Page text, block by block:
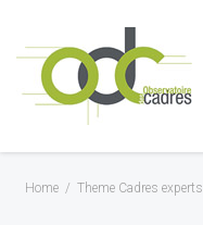
Home / Theme Cadres experts